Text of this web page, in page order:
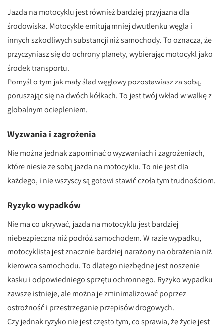
Jazda na motocyklu jest również bardziej przyjazna dla
środowiska. Motocykle emitują mniej dwutlenku węgla i
innych szkodliwych substancji niż samochody. To oznacza, że
przyczyniasz się do ochrony planety, wybierając motocykl jako
środek transportu.
Pomyśl o tym jak mały ślad węglowy pozostawiasz za sobą,
poruszając się na dwóch kółkach. To jest twój wkład w walkę z
globalnym ociepleniem.
Wyzwania i zagrożenia
Nie można jednak zapominać o wyzwaniach i zagrożeniach,
które niesie ze sobą jazda na motocyklu. To nie jest dla
każdego, i nie wszyscy są gotowi stawić czoła tym trudnościom.
Ryzyko wypadków
Nie ma co ukrywać, jazda na motocyklu jest bardziej
niebezpieczna niż podróż samochodem. W razie wypadku,
motocyklista jest znacznie bardziej narażony na obrażenia niż
kierowca samochodu. To dlatego niezbędne jest noszenie
kasku i odpowiedniego sprzętu ochronnego. Ryzyko wypadku
zawsze istnieje, ale można je zminimalizować poprzez
ostrożność i przestrzeganie przepisów drogowych.
Czy jednak ryzyko nie jest często tym, co sprawia, że życie jest